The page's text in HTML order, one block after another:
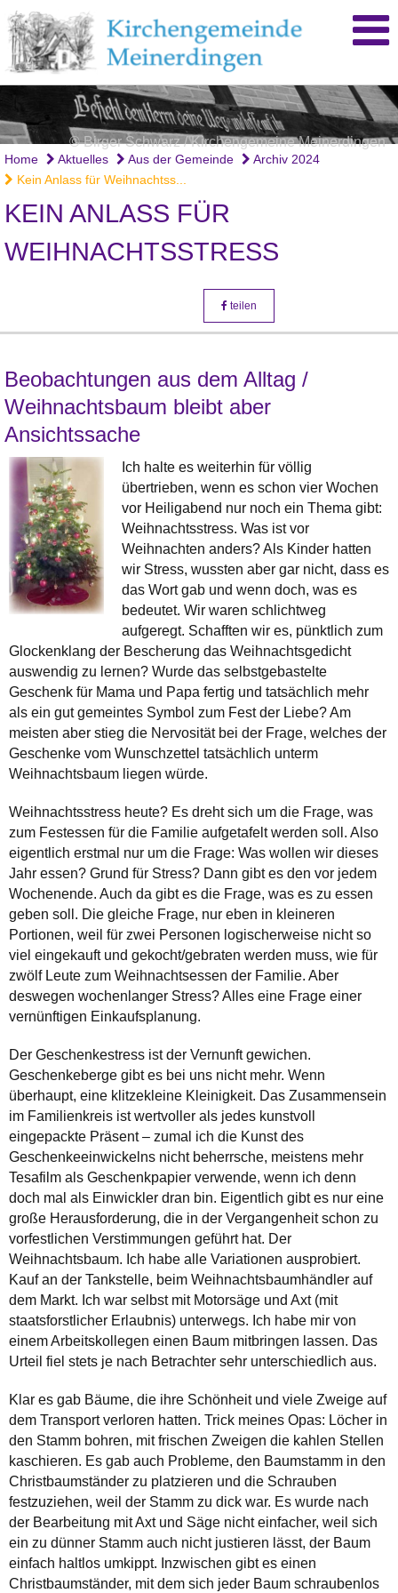
© Birger Schwarz / Kirchengemeine Meinerdingen
Home Aktuelles Aus der Gemeinde
Archiv 2024
Kein Anlass für Weihnachtss...
KEIN ANLASS FÜR
WEIHNACHTSSTRESS
teilen
Beobachtungen aus dem Alltag /
Weihnachtsbaum bleibt aber
Ansichtssache
Ich halte es weiterhin für völlig
übertrieben, wenn es schon vier Wochen
vor Heiligabend nur noch ein Thema gibt:
Weihnachtsstress. Was ist vor
Weihnachten anders? Als Kinder hatten
wir Stress, wussten aber gar nicht, dass es
das Wort gab und wenn doch, was es
bedeutet. Wir waren schlichtweg
aufgeregt. Schafften wir es, pünktlich zum
Glockenklang der Bescherung das Weihnachtsgedicht
auswendig zu lernen? Wurde das selbstgebastelte
Geschenk für Mama und Papa fertig und tatsächlich mehr
als ein gut gemeintes Symbol zum Fest der Liebe? Am
meisten aber stieg die Nervosität bei der Frage, welches der
Geschenke vom Wunschzettel tatsächlich unterm
Weihnachtsbaum liegen würde.
Weihnachtsstress heute? Es dreht sich um die Frage, was
zum Festessen für die Familie aufgetafelt werden soll. Also
eigentlich erstmal nur um die Frage: Was wollen wir dieses
Jahr essen? Grund für Stress? Dann gibt es den vor jedem
Wochenende. Auch da gibt es die Frage, was es zu essen
geben soll. Die gleiche Frage, nur eben in kleineren
Portionen, weil für zwei Personen logischerweise nicht so
viel eingekauft und gekocht/gebraten werden muss, wie für
zwölf Leute zum Weihnachtsessen der Familie. Aber
deswegen wochenlanger Stress? Alles eine Frage einer
vernünftigen Einkaufsplanung.
Der Geschenkestress ist der Vernunft gewichen.
Geschenkeberge gibt es bei uns nicht mehr. Wenn
überhaupt, eine klitzekleine Kleinigkeit. Das Zusammensein
im Familienkreis ist wertvoller als jedes kunstvoll
eingepackte Präsent – zumal ich die Kunst des
Geschenkeeinwickelns nicht beherrsche, meistens mehr
Tesafilm als Geschenkpapier verwende, wenn ich denn
doch mal als Einwickler dran bin. Eigentlich gibt es nur eine
große Herausforderung, die in der Vergangenheit schon zu
vorfestlichen Verstimmungen geführt hat. Der
Weihnachtsbaum. Ich habe alle Variationen ausprobiert.
Kauf an der Tankstelle, beim Weihnachtsbaumhändler auf
dem Markt. Ich war selbst mit Motorsäge und Axt (mit
staatsforstlicher Erlaubnis) unterwegs. Ich habe mir von
einem Arbeitskollegen einen Baum mitbringen lassen. Das
Urteil fiel stets je nach Betrachter sehr unterschiedlich aus.
Klar es gab Bäume, die ihre Schönheit und viele Zweige auf
dem Transport verloren hatten. Trick meines Opas: Löcher in
den Stamm bohren, mit frischen Zweigen die kahlen Stellen
kaschieren. Es gab auch Probleme, den Baumstamm in den
Christbaumständer zu platzieren und die Schrauben
festzuziehen, weil der Stamm zu dick war. Es wurde nach
der Bearbeitung mit Axt und Säge nicht einfacher, weil sich
ein zu dünner Stamm auch nicht justieren lässt, der Baum
einfach haltlos umkippt. Inzwischen gibt es einen
Christbaumständer, mit dem sich jeder Baum schraubenlos